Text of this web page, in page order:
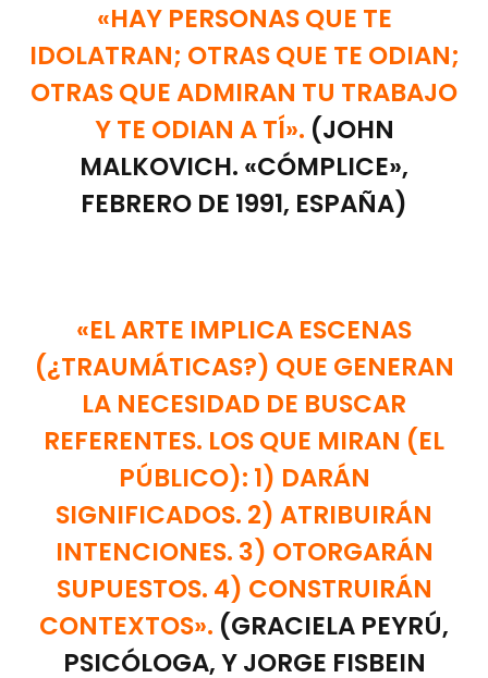
«HAY PERSONAS QUE TE
IDOLATRAN; OTRAS QUE TE ODIAN;
OTRAS QUE ADMIRAN TU TRABAJO
Y TE ODIAN A TÍ». (JOHN
MALKOVICH. «CÓMPLICE»,
FEBRERO DE 1991, ESPAÑA)
«EL ARTE IMPLICA ESCENAS
(¿TRAUMÁTICAS?) QUE GENERAN
LA NECESIDAD DE BUSCAR
REFERENTES. LOS QUE MIRAN (EL
PÚBLICO): 1) DARÁN
SIGNIFICADOS. 2) ATRIBUIRÁN
INTENCIONES. 3) OTORGARÁN
SUPUESTOS. 4) CONSTRUIRÁN
CONTEXTOS». (GRACIELA PEYRÚ,
PSICÓLOGA, Y JORGE FISBEIN